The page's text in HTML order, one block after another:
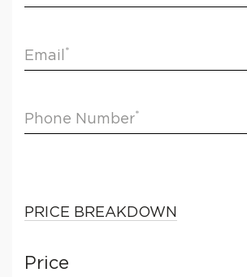
Email *
Phone Number*
PRICE BREAKDOWN
Price